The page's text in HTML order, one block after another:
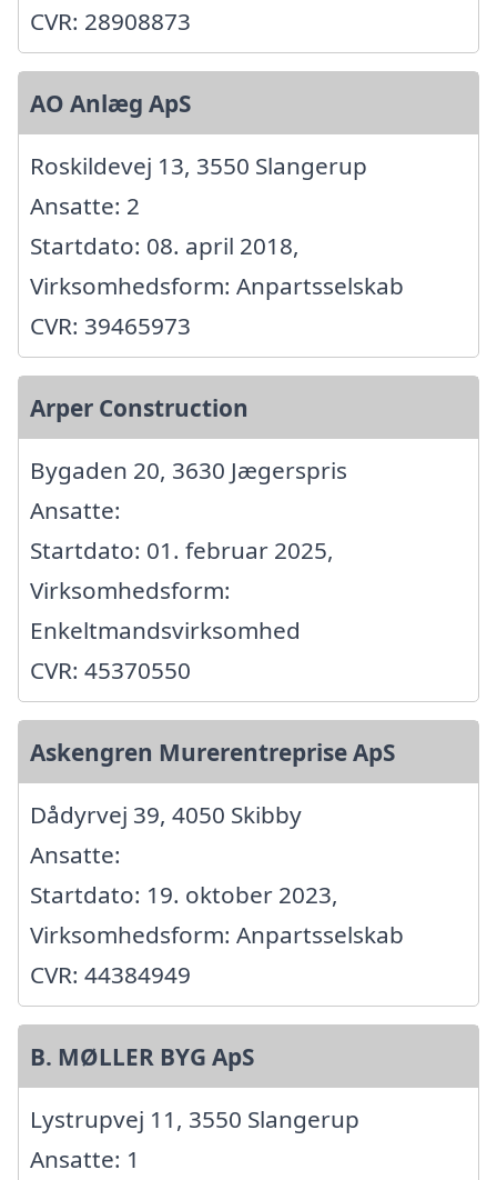
CVR: 28908873
AO Anlæg ApS
Roskildevej 13, 3550 Slangerup
Ansatte: 2
Startdato: 08. april 2018,
Virksomhedsform: Anpartsselskab
CVR: 39465973
Arper Construction
Bygaden 20, 3630 Jægerspris
Ansatte:
Startdato: 01. februar 2025,
Virksomhedsform:
Enkeltmandsvirksomhed
CVR: 45370550
Askengren Murerentreprise ApS
Dådyrvej 39, 4050 Skibby
Ansatte:
Startdato: 19. oktober 2023,
Virksomhedsform: Anpartsselskab
CVR: 44384949
B. MØLLER BYG ApS
Lystrupvej 11, 3550 Slangerup
Ansatte: 1